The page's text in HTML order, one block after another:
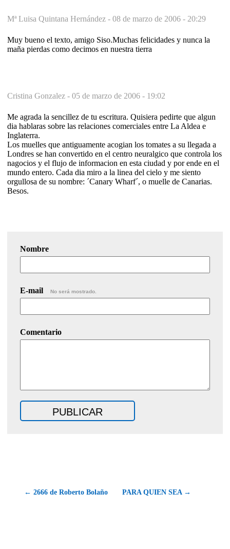
Mª Luisa Quintana Hernández - 08 de marzo de 2006 - 20:29
Muy bueno el texto, amigo Siso.Muchas felicidades y nunca la
maña pierdas como decimos en nuestra tierra
Cristina Gonzalez - 05 de marzo de 2006 - 19:02
Me agrada la sencillez de tu escritura. Quisiera pedirte que algun
dia hablaras sobre las relaciones comerciales entre La Aldea e
Inglaterra.
Los muelles que antiguamente acogian los tomates a su llegada a
Londres se han convertido en el centro neuralgico que controla los
nagocios y el flujo de informacion en esta ciudad y por ende en el
mundo entero. Cada dia miro a la linea del cielo y me siento
orgullosa de su nombre: ´Canary Wharf´, o muelle de Canarias.
Besos.
Nombre
E-mail No será mostrado.
Comentario
← 2666 de Roberto Bolaño PARA QUIEN SEA →